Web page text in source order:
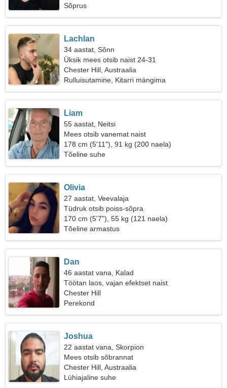
Sõprus
Lachlan
34 aastat, Sõnn
Üksik mees otsib naist 24-31
Chester Hill, Austraalia
Rulluisutamine, Kitarri mängima
Liam
55 aastat, Neitsi
Mees otsib vanemat naist
178 cm (5'11"), 91 kg (200 naela)
Tõeline suhe
Olivia
27 aastat, Veevalaja
Tüdruk otsib poiss-sõpra
170 cm (5'7"), 55 kg (121 naela)
Tõeline armastus
Dan
46 aastat vana, Kalad
Töötan laos, vajan efektset naist
Chester Hill
Perekond
Joshua
22 aastat vana, Skorpion
Mees otsib sõbrannat
Chester Hill, Austraalia
Lühiajaline suhe